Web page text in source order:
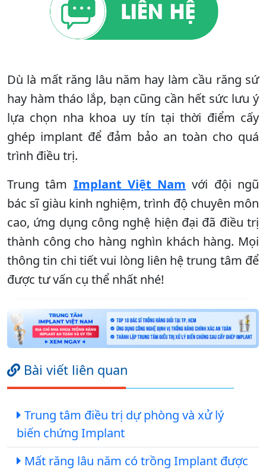
Dù là mất răng lâu năm hay làm cầu răng sứ
hay hàm tháo lắp, bạn cũng cần hết sức lưu ý
lựa chọn nha khoa uy tín tại thời điểm cấy
ghép implant để đảm bảo an toàn cho quá
trình điều trị.
Trung tâm Implant Việt Nam với đội ngũ
bác sĩ giàu kinh nghiệm, trình độ chuyên môn
cao, ứng dụng công nghệ hiện đại đã điều trị
thành công cho hàng nghìn khách hàng. Mọi
thông tin chi tiết vui lòng liên hệ trung tâm để
được tư vấn cụ thể nhất nhé!
Bài viết liên quan
Trung tâm điều trị dự phòng và xử lý
biến chứng Implant
Mất răng lâu năm có trồng Implant được